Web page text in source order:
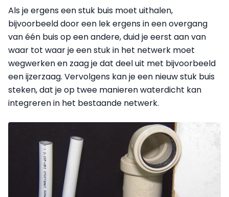
Als je ergens een stuk buis moet uithalen,
bijvoorbeeld door een lek ergens in een overgang
van één buis op een andere, duid je eerst aan van
waar tot waar je een stuk in het netwerk moet
wegwerken en zaag je dat deel uit met bijvoorbeeld
een ijzerzaag. Vervolgens kan je een nieuw stuk buis
steken, dat je op twee manieren waterdicht kan
integreren in het bestaande netwerk.